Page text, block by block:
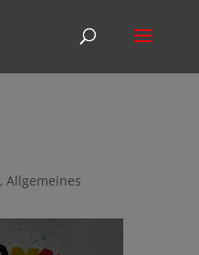
, Allgemeines